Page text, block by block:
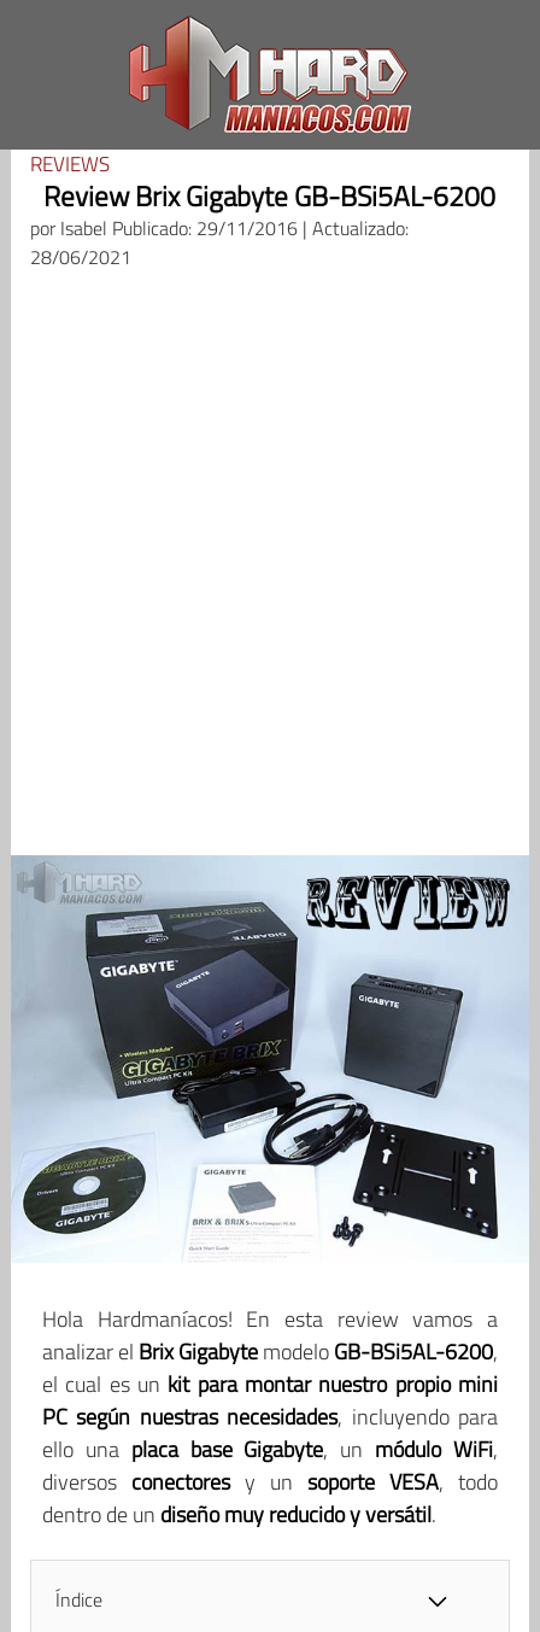
REVIEWS
Review Brix Gigabyte GB-BSi5AL-6200
porIsabel Publicado: 29/11/2016 | Actualizado:
28/06/2021
Hola Hardmaníacos! En esta review vamos a
analizar el Brix GigabytemodeloGB-BSi5AL-6200,
el cual es un kit para montar nuestro propio mini
PC según nuestras necesidades, incluyendo para
ello una placa base Gigabyte, un módulo WiFi,
diversos conectoresy unsoporte VESA, todo
dentro de un diseño muy reducido y versátil.
Índice